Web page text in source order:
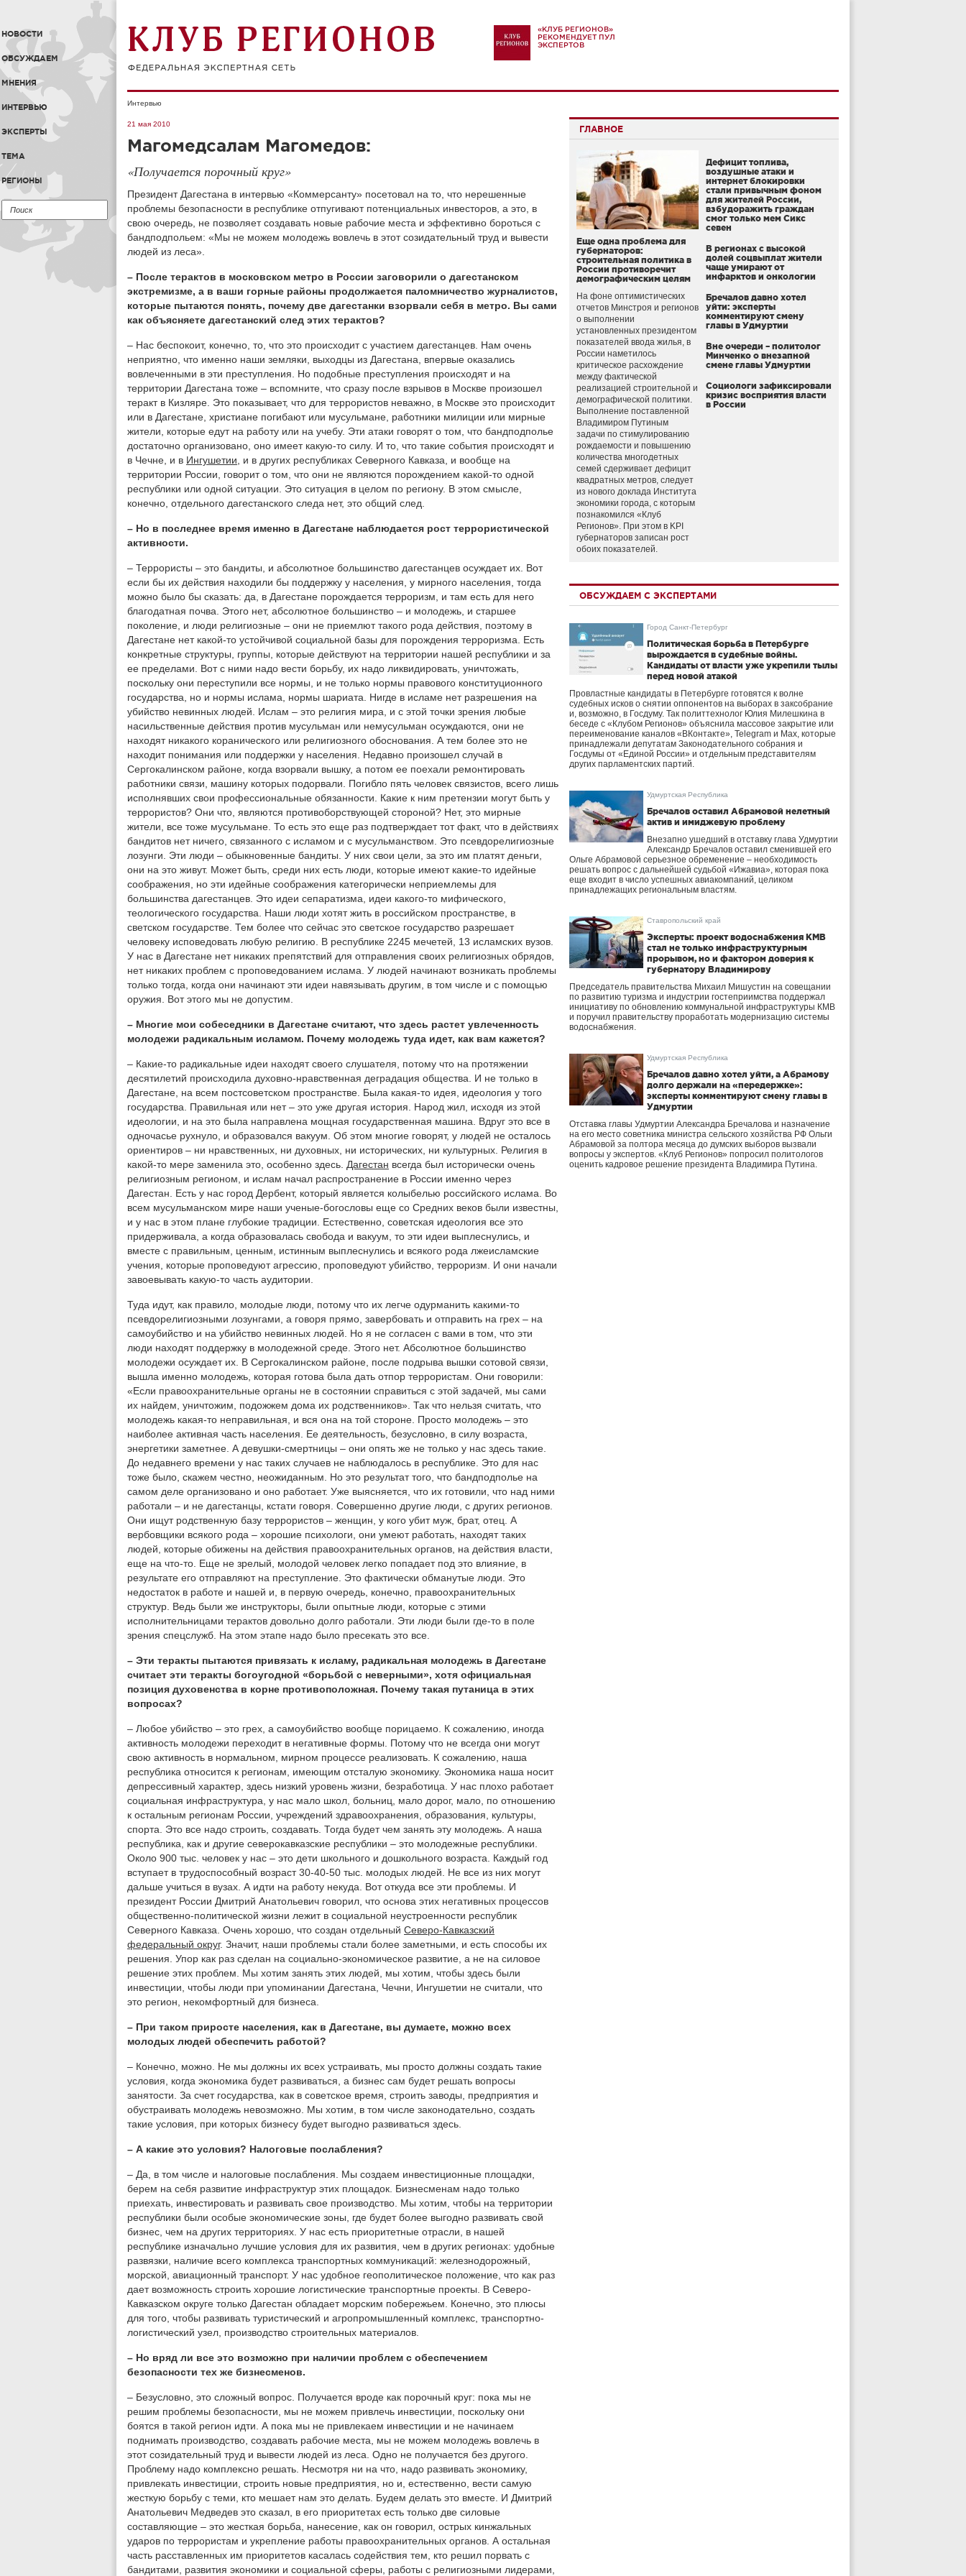
НОВОСТИ
ОБСУЖДАЕМ
МНЕНИЯ
ИНТЕРВЬЮ
ЭКСПЕРТЫ
ТЕМА
РЕГИОНЫ
«КЛУБ РЕГИОНОВ»
РЕКОМЕНДУЕТ ПУЛ
ЭКСПЕРТОВ
Интервью
21 мая 2010
Магомедсалам Магомедов:
«Получается порочный круг»
Президент Дагестана в интервью «Коммерсанту» посетовал на то, что нерешенные
проблемы безопасности в республике отпугивают потенциальных инвесторов, а это, в
свою очередь, не позволяет создавать новые рабочие места и эффективно бороться с
бандподпольем: «Мы не можем молодежь вовлечь в этот созидательный труд и вывести
людей из леса».
– После терактов в московском метро в России заговорили о дагестанском
экстремизме, а в ваши горные районы продолжается паломничество журналистов,
которые пытаются понять, почему две дагестанки взорвали себя в метро. Вы сами
как объясняете дагестанский след этих терактов?
– Нас беспокоит, конечно, то, что это происходит с участием дагестанцев. Нам очень
неприятно, что именно наши земляки, выходцы из Дагестана, впервые оказались
вовлеченными в эти преступления. Но подобные преступления происходят и на
территории Дагестана тоже – вспомните, что сразу после взрывов в Москве произошел
теракт в Кизляре. Это показывает, что для террористов неважно, в Москве это происходит
или в Дагестане, христиане погибают или мусульмане, работники милиции или мирные
жители, которые едут на работу или на учебу. Эти атаки говорят о том, что бандподполье
достаточно организовано, оно имеет какую-то силу. И то, что такие события происходят и
в Чечне, и в Ингушетии , и в других республиках Северного Кавказа, и вообще на
территории России, говорит о том, что они не являются порождением какой-то одной
республики или одной ситуации. Это ситуация в целом по региону. В этом смысле,
конечно, отдельного дагестанского следа нет, это общий след.
– Но в последнее время именно в Дагестане наблюдается рост террористической
активности.
– Террористы – это бандиты, и абсолютное большинство дагестанцев осуждает их. Вот
если бы их действия находили бы поддержку у населения, у мирного населения, тогда
можно было бы сказать: да, в Дагестане порождается терроризм, и там есть для него
благодатная почва. Этого нет, абсолютное большинство – и молодежь, и старшее
поколение, и люди религиозные – они не приемлют такого рода действия, поэтому в
Дагестане нет какой-то устойчивой социальной базы для порождения терроризма. Есть
конкретные структуры, группы, которые действуют на территории нашей республики и за
ее пределами. Вот с ними надо вести борьбу, их надо ликвидировать, уничтожать,
поскольку они переступили все нормы, и не только нормы правового конституционного
государства, но и нормы ислама, нормы шариата. Нигде в исламе нет разрешения на
убийство невинных людей. Ислам – это религия мира, и с этой точки зрения любые
насильственные действия против мусульман или немусульман осуждаются, они не
находят никакого коранического или религиозного обоснования. А тем более это не
находит понимания или поддержки у населения. Недавно произошел случай в
Сергокалинском районе, когда взорвали вышку, а потом ее поехали ремонтировать
работники связи, машину которых подорвали. Погибло пять человек связистов, всего лишь
исполнявших свои профессиональные обязанности. Какие к ним претензии могут быть у
террористов? Они что, являются противоборствующей стороной? Нет, это мирные
жители, все тоже мусульмане. То есть это еще раз подтверждает тот факт, что в действиях
бандитов нет ничего, связанного с исламом и с мусульманством. Это псевдорелигиозные
лозунги. Эти люди – обыкновенные бандиты. У них свои цели, за это им платят деньги,
они на это живут. Может быть, среди них есть люди, которые имеют какие-то идейные
соображения, но эти идейные соображения категорически неприемлемы для
большинства дагестанцев. Это идеи сепаратизма, идеи какого-то мифического,
теологического государства. Наши люди хотят жить в российском пространстве, в
светском государстве. Тем более что сейчас это светское государство разрешает
человеку исповедовать любую религию. В республике 2245 мечетей, 13 исламских вузов.
У нас в Дагестане нет никаких препятствий для отправления своих религиозных обрядов,
нет никаких проблем с проповедованием ислама. У людей начинают возникать проблемы
только тогда, когда они начинают эти идеи навязывать другим, в том числе и с помощью
оружия. Вот этого мы не допустим.
– Многие мои собеседники в Дагестане считают, что здесь растет увлеченность
молодежи радикальным исламом. Почему молодежь туда идет, как вам кажется?
– Какие-то радикальные идеи находят своего слушателя, потому что на протяжении
десятилетий происходила духовно-нравственная деградация общества. И не только в
Дагестане, на всем постсоветском пространстве. Была какая-то идея, идеология у того
государства. Правильная или нет – это уже другая история. Народ жил, исходя из этой
идеологии, и на это была направлена мощная государственная машина. Вдруг это все в
одночасье рухнуло, и образовался вакуум. Об этом многие говорят, у людей не осталось
ориентиров – ни нравственных, ни духовных, ни исторических, ни культурных. Религия в
какой-то мере заменила это, особенно здесь. Дагестан всегда был исторически очень
религиозным регионом, и ислам начал распространение в России именно через
Дагестан. Есть у нас город Дербент, который является колыбелью российского ислама. Во
всем мусульманском мире наши ученые-богословы еще со Средних веков были известны,
и у нас в этом плане глубокие традиции. Естественно, советская идеология все это
придерживала, а когда образовалась свобода и вакуум, то эти идеи выплеснулись, и
вместе с правильным, ценным, истинным выплеснулись и всякого рода лжеисламские
учения, которые проповедуют агрессию, проповедуют убийство, терроризм. И они начали
завоевывать какую-то часть аудитории.
Туда идут, как правило, молодые люди, потому что их легче одурманить какими-то
псевдорелигиозными лозунгами, а говоря прямо, завербовать и отправить на грех – на
самоубийство и на убийство невинных людей. Но я не согласен с вами в том, что эти
люди находят поддержку в молодежной среде. Этого нет. Абсолютное большинство
молодежи осуждает их. В Сергокалинском районе, после подрыва вышки сотовой связи,
вышла именно молодежь, которая готова была дать отпор террористам. Они говорили:
«Если правоохранительные органы не в состоянии справиться с этой задачей, мы сами
их найдем, уничтожим, подожжем дома их родственников». Так что нельзя считать, что
молодежь какая-то неправильная, и вся она на той стороне. Просто молодежь – это
наиболее активная часть населения. Ее деятельность, безусловно, в силу возраста,
энергетики заметнее. А девушки-смертницы – они опять же не только у нас здесь такие.
До недавнего времени у нас таких случаев не наблюдалось в республике. Это для нас
тоже было, скажем честно, неожиданным. Но это результат того, что бандподполье на
самом деле организовано и оно работает. Уже выясняется, что их готовили, что над ними
работали – и не дагестанцы, кстати говоря. Совершенно другие люди, с других регионов.
Они ищут родственную базу террористов – женщин, у кого убит муж, брат, отец. А
вербовщики всякого рода – хорошие психологи, они умеют работать, находят таких
людей, которые обижены на действия правоохранительных органов, на действия власти,
еще на что-то. Еще не зрелый, молодой человек легко попадает под это влияние, в
результате его отправляют на преступление. Это фактически обманутые люди. Это
недостаток в работе и нашей и, в первую очередь, конечно, правоохранительных
структур. Ведь были же инструкторы, были опытные люди, которые с этими
исполнительницами терактов довольно долго работали. Эти люди были где-то в поле
зрения спецслужб. На этом этапе надо было пресекать это все.
– Эти теракты пытаются привязать к исламу, радикальная молодежь в Дагестане
считает эти теракты богоугодной «борьбой с неверными», хотя официальная
позиция духовенства в корне противоположная. Почему такая путаница в этих
вопросах?
– Любое убийство – это грех, а самоубийство вообще порицаемо. К сожалению, иногда
активность молодежи переходит в негативные формы. Потому что не всегда они могут
свою активность в нормальном, мирном процессе реализовать. К сожалению, наша
республика относится к регионам, имеющим отсталую экономику. Экономика наша носит
депрессивный характер, здесь низкий уровень жизни, безработица. У нас плохо работает
социальная инфраструктура, у нас мало школ, больниц, мало дорог, мало, по отношению
к остальным регионам России, учреждений здравоохранения, образования, культуры,
спорта. Это все надо строить, создавать. Тогда будет чем занять эту молодежь. А наша
республика, как и другие северокавказские республики – это молодежные республики.
Около 900 тыс. человек у нас – это дети школьного и дошкольного возраста. Каждый год
вступает в трудоспособный возраст 30-40-50 тыс. молодых людей. Не все из них могут
дальше учиться в вузах. А идти на работу некуда. Вот откуда все эти проблемы. И
президент России Дмитрий Анатольевич говорил, что основа этих негативных процессов
общественно-политической жизни лежит в социальной неустроенности республик
Северного Кавказа. Очень хорошо, что создан отдельный Северо-Кавказский
федеральный округ. Значит, наши проблемы стали более заметными, и есть способы их
решения. Упор как раз сделан на социально-экономическое развитие, а не на силовое
решение этих проблем. Мы хотим занять этих людей, мы хотим, чтобы здесь были
инвестиции, чтобы люди при упоминании Дагестана, Чечни, Ингушетии не считали, что
это регион, некомфортный для бизнеса.
– При таком приросте населения, как в Дагестане, вы думаете, можно всех
молодых людей обеспечить работой?
– Конечно, можно. Не мы должны их всех устраивать, мы просто должны создать такие
условия, когда экономика будет развиваться, а бизнес сам будет решать вопросы
занятости. За счет государства, как в советское время, строить заводы, предприятия и
обустраивать молодежь невозможно. Мы хотим, в том числе законодательно, создать
такие условия, при которых бизнесу будет выгодно развиваться здесь.
– А какие это условия? Налоговые послабления?
– Да, в том числе и налоговые послабления. Мы создаем инвестиционные площадки,
берем на себя развитие инфраструктур этих площадок. Бизнесменам надо только
приехать, инвестировать и развивать свое производство. Мы хотим, чтобы на территории
республики были особые экономические зоны, где будет более выгодно развивать свой
бизнес, чем на других территориях. У нас есть приоритетные отрасли, в нашей
республике изначально лучшие условия для их развития, чем в других регионах: удобные
развязки, наличие всего комплекса транспортных коммуникаций: железнодорожный,
морской, авиационный транспорт. У нас удобное геополитическое положение, что как раз
дает возможность строить хорошие логистические транспортные проекты. В Северо-
Кавказском округе только Дагестан обладает морским побережьем. Конечно, это плюсы
для того, чтобы развивать туристический и агропромышленный комплекс, транспортно-
логистический узел, производство строительных материалов.
– Но вряд ли все это возможно при наличии проблем с обеспечением
безопасности тех же бизнесменов.
– Безусловно, это сложный вопрос. Получается вроде как порочный круг: пока мы не
решим проблемы безопасности, мы не можем привлечь инвестиции, поскольку они
боятся в такой регион идти. А пока мы не привлекаем инвестиции и не начинаем
поднимать производство, создавать рабочие места, мы не можем молодежь вовлечь в
этот созидательный труд и вывести людей из леса. Одно не получается без другого.
Проблему надо комплексно решать. Несмотря ни на что, надо развивать экономику,
привлекать инвестиции, строить новые предприятия, но и, естественно, вести самую
жесткую борьбу с теми, кто мешает нам это делать. Будем делать это вместе. И Дмитрий
Анатольевич Медведев это сказал, в его приоритетах есть только две силовые
составляющие – это жесткая борьба, нанесение, как он говорил, острых кинжальных
ударов по террористам и укрепление работы правоохранительных органов. А остальная
часть расставленных им приоритетов касалась содействия тем, кто решил порвать с
бандитами, развития экономики и социальной сферы, работы с религиозными лидерами,
ГЛАВНОЕ
Еще одна проблема для
губернаторов:
строительная политика в
России противоречит
демографическим целям
На фоне оптимистических
отчетов Минстроя и регионов
о выполнении
установленных президентом
показателей ввода жилья, в
России наметилось
критическое расхождение
между фактической
реализацией строительной и
демографической политики.
Выполнение поставленной
Владимиром Путиным
задачи по стимулированию
рождаемости и повышению
количества многодетных
семей сдерживает дефицит
квадратных метров, следует
из нового доклада Института
экономики города, с которым
познакомился «Клуб
Регионов». При этом в KPI
губернаторов записан рост
обоих показателей.
Дефицит топлива,
воздушные атаки и
интернет блокировки
стали привычным фоном
для жителей России,
взбудоражить граждан
смог только мем Сикс
севен
В регионах с высокой
долей соцвыплат жители
чаще умирают от
инфарктов и онкологии
Бречалов давно хотел
уйти: эксперты
комментируют смену
главы в Удмуртии
Вне очереди – политолог
Минченко о внезапной
смене главы Удмуртии
Социологи зафиксировали
кризис восприятия власти
в России
ОБСУЖДАЕМ С ЭКСПЕРТАМИ
Город Санкт-Петербург
Политическая борьба в Петербурге
вырождается в судебные войны.
Кандидаты от власти уже укрепили тылы
перед новой атакой
Провластные кандидаты в Петербурге готовятся к волне
судебных исков о снятии оппонентов на выборах в заксобрание
и, возможно, в Госдуму. Так политтехнолог Юлия Милешкина в
беседе с «Клубом Регионов» объяснила массовое закрытие или
переименование каналов «ВКонтакте», Telegram и Max, которые
принадлежали депутатам Законодательного собрания и
Госдумы от «Единой России» и отдельным представителям
других парламентских партий.
Удмуртская Республика
Бречалов оставил Абрамовой нелетный
актив и имиджевую проблему
Внезапно ушедший в отставку глава Удмуртии
Александр Бречалов оставил сменившей его
Ольге Абрамовой серьезное обременение – необходимость
решать вопрос с дальнейшей судьбой «Ижавиа», которая пока
еще входит в число успешных авиакомпаний, целиком
принадлежащих региональным властям.
Ставропольский край
Эксперты: проект водоснабжения КМВ
стал не только инфраструктурным
прорывом, но и фактором доверия к
губернатору Владимирову
Председатель правительства Михаил Мишустин на совещании
по развитию туризма и индустрии гостеприимства поддержал
инициативу по обновлению коммунальной инфраструктуры КМВ
и поручил правительству проработать модернизацию системы
водоснабжения.
Удмуртская Республика
Бречалов давно хотел уйти, а Абрамову
долго держали на «передержке»:
эксперты комментируют смену главы в
Удмуртии
Отставка главы Удмуртии Александра Бречалова и назначение
на его место советника министра сельского хозяйства РФ Ольги
Абрамовой за полтора месяца до думских выборов вызвали
вопросы у экспертов. «Клуб Регионов» попросил политологов
оценить кадровое решение президента Владимира Путина.